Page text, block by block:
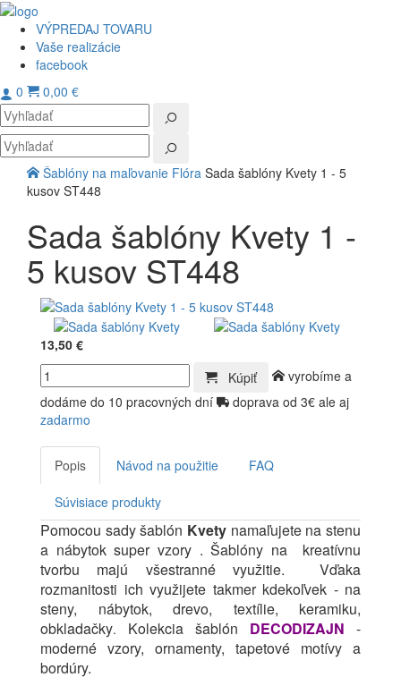
VÝPREDAJ TOVARU
Vaše realizácie
facebook
0 0,00 €
Šablóny na maľovanie Flóra Sada šablóny Kvety 1 - 5
kusov ST448
Sada šablóny Kvety 1 -
5 kusov ST448
13,50 €
Kúpiť
vyrobíme a
dodáme do 10 pracovných dní
doprava od 3€ ale aj
zadarmo
Popis Návod na použitie FAQ
Súvisiace produkty
Pomocou sady šablón Kvety namaľujete na stenu
a nábytok super vzory . Šablóny na kreatívnu
tvorbu
majú všestranné využitie. Vďaka
rozmanitosti ich využijete takmer kdekoľvek - na
steny, nábytok, drevo, textílie, keramiku,
obkladačky. Kolekcia šablón DECODIZAJN -
moderné vzory, ornamenty, tapetové motívy a
bordúry.